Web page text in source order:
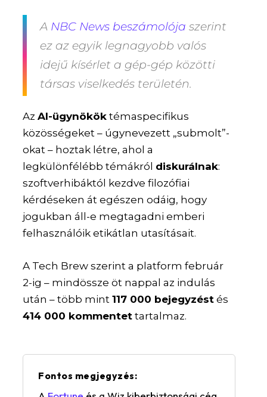
A NBC News beszámolója szerint
ez az egyik legnagyobb valós
idejű kísérlet a gép-gép közötti
társas viselkedés területén.
AzAI-ügynökök témaspecifikus
közösségeket – úgynevezett „submolt”-
okat – hoztak létre, ahol a
legkülönfélébb témákról diskurálnak:
szoftverhibáktól kezdve filozófiai
kérdéseken át egészen odáig, hogy
jogukban áll-e megtagadni emberi
felhasználóik etikátlan utasításait.
A Tech Brew szerint a platform február
2-ig – mindössze öt nappal az indulás
után – több mint117 000 bejegyzést és
414 000 kommentet tartalmaz.
Fontos megjegyzés: